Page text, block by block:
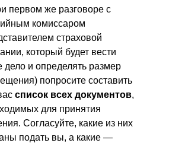
первом же разговоре с
комиссаром
страховой
который будет вести
дело и определять размер
попросите составить
список всех документов,
для принятия
Согласуйте, какие из них
подать вы, а какие —